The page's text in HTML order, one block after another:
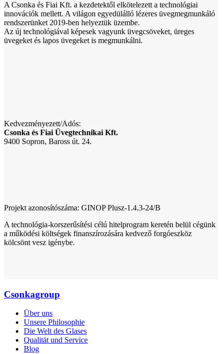
A Csonka és Fiai Kft. a kezdetektől elkötelezett a technológiai
innovációk mellett. A világon egyedülálló lézeres üvegmegmunkáló
rendszerünket 2019-ben helyeztük üzembe.
Az új technológiával képesek vagyunk üvegcsöveket, üreges
üvegeket és lapos üvegeket is megmunkálni.
Kedvezményezett/Adós:
Csonka és Fiai Üvegtechnikai Kft.
9400 Sopron, Baross út. 24.
Projekt azonosítószáma: GINOP Plusz-1.4.3-24/B
A technológia-korszerűsítési célú hitelprogram keretén belül cégünk
a működési költségek finanszírozására kedvező forgóeszköz
kölcsönt vesz igénybe.
Csonkagroup
Über uns
Unsere Philosophie
Die Welt des Glases
Qualität und Service
Blog